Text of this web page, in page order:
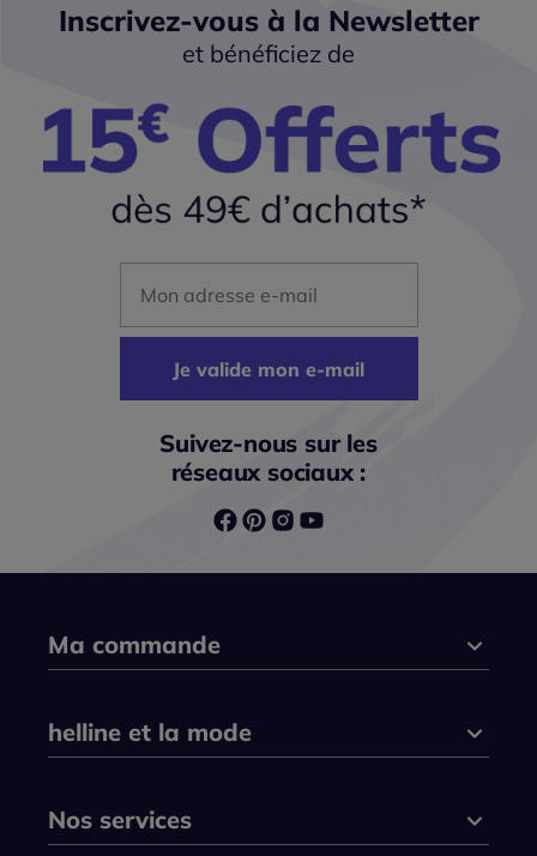
Inscrivez-vous à la Newsletter
et bénéficiez de
Je valide mon e-mail
Suivez-nous sur les
réseaux sociaux :
Ma commande
helline et la mode
Nos services